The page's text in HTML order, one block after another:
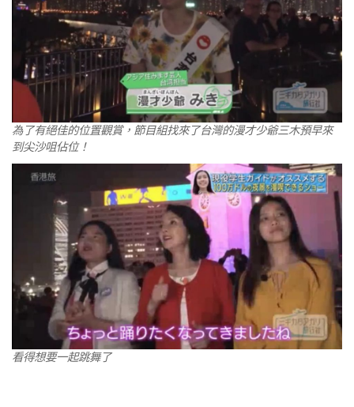
為了有絕佳的位置觀賞，節目組找來了台灣的漫才少爺三木預早來
到尖沙咀佔位！
看得想要一起跳舞了